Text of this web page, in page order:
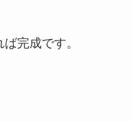
完成です。